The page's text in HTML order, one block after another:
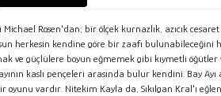
Michael Rosen'dan; bir ölçek kurnazlık, azıcık
herkesin kendine göre bir zaafı
ve güçlülere boyun eğmemek gibi kıymetli
kaslı pençeleri arasında bulur kendini. Bay
oyunu vardır. Nitekim Kayla da, Sıkılgan Kral'ı